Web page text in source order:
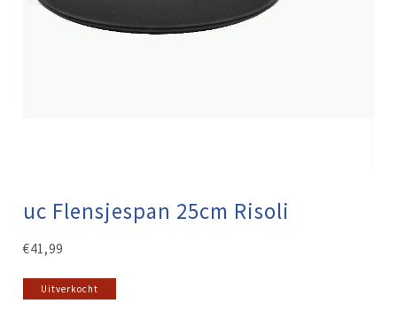
uc Flensjespan 25cm Risoli
€41,99
Uitverkocht